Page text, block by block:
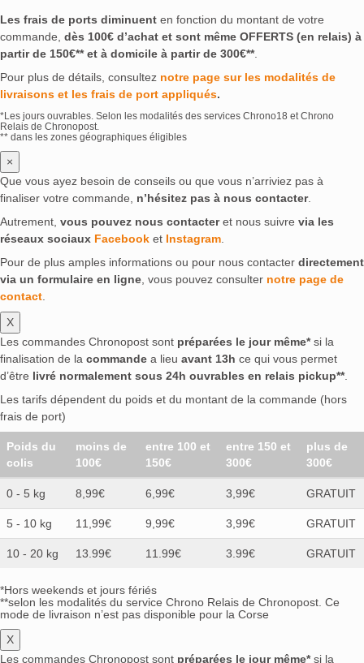
Les frais de ports diminuent en fonction du montant de votre
commande, dès 100€ d’achat et sont même OFFERTS (en relais) à
partir de 150€** et à domicile à partir de 300€**.
Pour plus de détails, consultez notre page sur les modalités de
livraisons et les frais de port appliqués.
*Les jours ouvrables. Selon les modalités des services Chrono18 et Chrono
Relais de Chronopost.
** dans les zones géographiques éligibles
×
Que vous ayez besoin de conseils ou que vous n’arriviez pas à
finaliser votre commande, n’hésitez pas à nous contacter.
Autrement, vous pouvez nous contacteret nous suivre via les
réseaux sociaux Facebook et Instagram.
Pour de plus amples informations ou pour nous contacter directement
via un formulaire en ligne, vous pouvez consulter notre page de
contact.
X
Les commandes Chronopost sont préparées le jour même*si la
finalisation de la commande a lieu avant 13h ce qui vous permet
d’être livré normalement sous 24h ouvrables en relais pickup**.
Les tarifs dépendent du poids et du montant de la commande (hors
frais de port)
Poids du
colis
moins de
100€
entre 100 et
150€
entre 150 et
300€
plus de
300€
0 - 5 kg 8,99€ 6,99€ 3,99€ GRATUIT
5 - 10 kg 11,99€ 9,99€ 3,99€ GRATUIT
10 - 20 kg 13.99€ 11.99€ 3.99€ GRATUIT
*Hors weekends et jours fériés
**selon les modalités du service Chrono Relais de Chronopost. Ce
mode de livraison n’est pas disponible pour la Corse
X
Les commandes Chronopost sont préparées le jour même*si la